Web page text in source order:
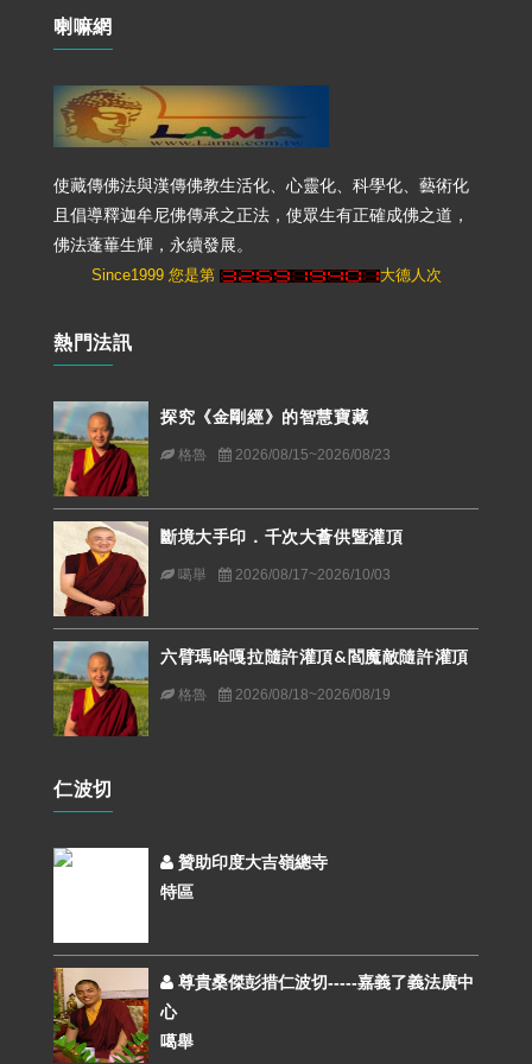
喇嘛網
使藏傳佛法與漢傳佛教生活化、心靈化、科學化、藝術化
且倡導釋迦牟尼佛傳承之正法，使眾生有正確成佛之道，
佛法蓬蓽生輝，永續發展。
Since1999 您是第 大德人次
熱門法訊
探究《金剛經》的智慧寶藏
格魯 2026/08/15~2026/08/23
斷境大手印．千次大薈供暨灌頂
噶舉 2026/08/17~2026/10/03
六臂瑪哈嘎拉隨許灌頂&閻魔敵隨許灌頂
格魯 2026/08/18~2026/08/19
仁波切
贊助印度大吉嶺總寺
特區
尊貴桑傑彭措仁波切-----嘉義了義法廣中
心
噶舉